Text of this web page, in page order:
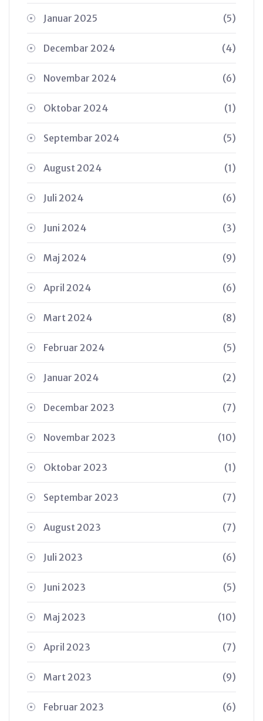
Januar 2025 (5)
Decembar 2024 (4)
Novembar 2024 (6)
Oktobar 2024 (1)
Septembar 2024 (5)
August 2024 (1)
Juli 2024 (6)
Juni 2024 (3)
Maj 2024 (9)
April 2024 (6)
Mart 2024 (8)
Februar 2024 (5)
Januar 2024 (2)
Decembar 2023 (7)
Novembar 2023 (10)
Oktobar 2023 (1)
Septembar 2023 (7)
August 2023 (7)
Juli 2023 (6)
Juni 2023 (5)
Maj 2023 (10)
April 2023 (7)
Mart 2023 (9)
Februar 2023 (6)